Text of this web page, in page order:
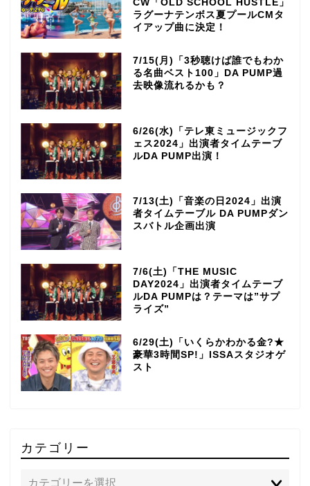
CW「OLD SCHOOL HUSTLE」
ラグーナテンボス夏プールCMタ
イアップ曲に決定！
7/15(月)「3秒聴けば誰でもわか
る名曲ベスト100」DA PUMP過
去映像流れるかも？
6/26(水)「テレ東ミュージックフ
ェス2024」出演者タイムテーブ
ルDA PUMP出演！
7/13(土)「音楽の日2024」出演
者タイムテーブル DA PUMPダン
スバトル企画出演
7/6(土)「THE MUSIC
DAY2024」出演者タイムテーブ
ルDA PUMPは？テーマは”サプ
ライズ”
6/29(土)「いくらかわかる金?★
豪華3時間SP!」ISSAスタジオゲ
スト
カテゴリー